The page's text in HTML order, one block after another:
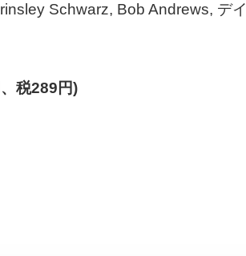
Schwarz, Bob Andrews, デイ
税289円)